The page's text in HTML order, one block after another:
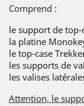
Comprend :
le support de
la platine
le top-case
les supports de
les valises
Attention, le